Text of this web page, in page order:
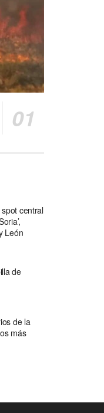
central
León
de
de la
más